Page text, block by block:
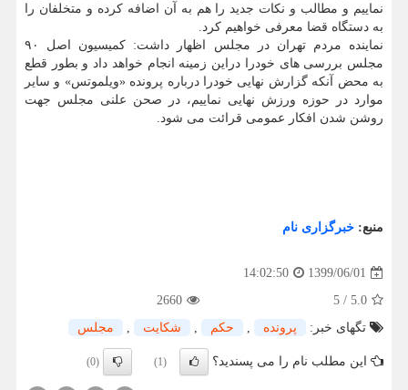
نماییم و مطالب و نکات جدید را هم به آن اضافه کرده و متخلفان را
به دستگاه قضا معرفی خواهیم کرد.
نماینده مردم تهران در مجلس اظهار داشت: کمیسیون اصل ۹۰
مجلس بررسی های خودرا دراین زمینه انجام خواهد داد و بطور قطع
به محض آنکه گزارش نهایی خودرا درباره پرونده «ویلموتس» و سایر
موارد در حوزه ورزش نهایی نماییم، در صحن علنی مجلس جهت
روشن شدن افکار عمومی قرائت می شود.
منبع: خبرگزاری نام
1399/06/01
14:02:50
5.0
/
5
2660
تگهای خبر:
پرونده , حكم , شكایت , مجلس
این مطلب نام را می پسندید؟ (1)
(0)